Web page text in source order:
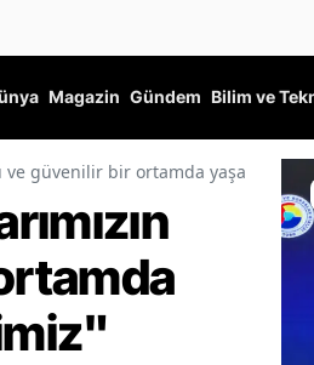
Magazin Gündem Bilim ve
ve güvenilir bir ortamda yaşamaları